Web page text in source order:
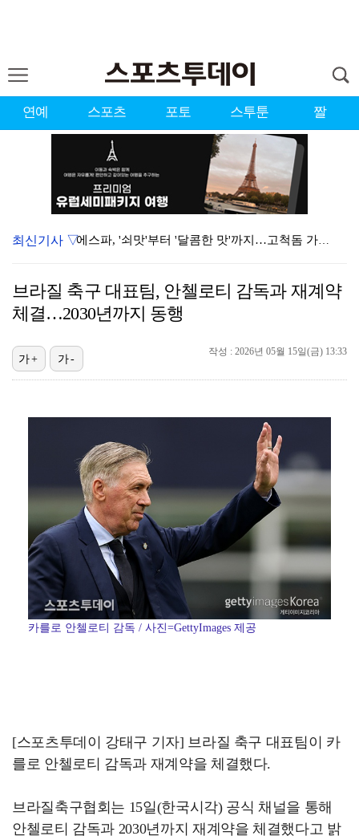
연예 스포츠 포토 스투툰 짤
에스파, '쇠맛'부터 '달콤한 맛'까지…고척돔 가득 채…
'리그 2연패 정조준' 아스널, 뉴캐슬서 기마랑이스 영…
에스파 고척돔 공연에 반가운 얼굴…아이들 미연·트와이스…
박지민 아나운서 "발리까지 갔는데…'피의 게임2' 출연…
한국 남자배구, 중국 3-0 완파하고 동아시아선수권 결…
최신기사 ▽
브라질 축구 대표팀, 안첼로티 감독과 재계약
체결…2030년까지 동행
작성 : 2026년 05월 15일(금) 13:33
가+ 가-
카를로 안첼로티 감독 / 사진=GettyImages 제공
[스포츠투데이 강태구 기자] 브라질 축구 대표팀이 카
를로 안첼로티 감독과 재계약을 체결했다.
브라질축구협회는 15일(한국시각) 공식 채널을 통해
안첼로티 감독과 2030년까지 재계약을 체결했다고 밝